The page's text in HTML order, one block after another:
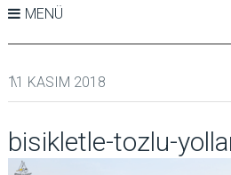
MENÜ
11 KASIM 2018
bisikletle-tozlu-